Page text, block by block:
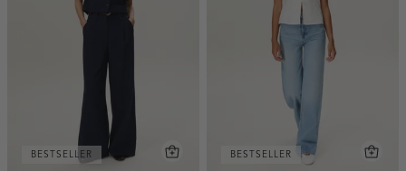
BESTSELLER BESTSELLER